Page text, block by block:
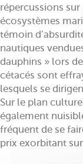
répercussions sur
écosystèmes
témoin
nautiques
dauphins » lors
cétacés sont
lesquels se
Sur le plan
également
fréquent de se
prix exorbitant sur